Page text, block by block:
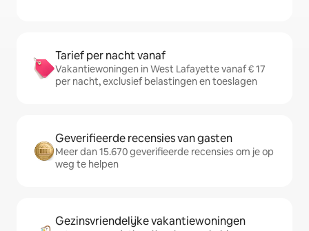
Tarief per nacht vanaf
Vakantiewoningen in West Lafayette vanaf € 17
per nacht, exclusief belastingen en toeslagen
Geverifieerde recensies van gasten
Meer dan 15.670 geverifieerde recensies om je op
weg te helpen
Gezinsvriendelijke vakantiewoningen